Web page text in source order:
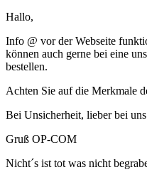
Hallo,
Info @ vor der Webseite
können auch gerne bei eine
bestellen.
Achten Sie auf die Merkmale
Bei Unsicherheit, lieber bei
Gruß OP-COM
Nicht´s ist tot was nicht